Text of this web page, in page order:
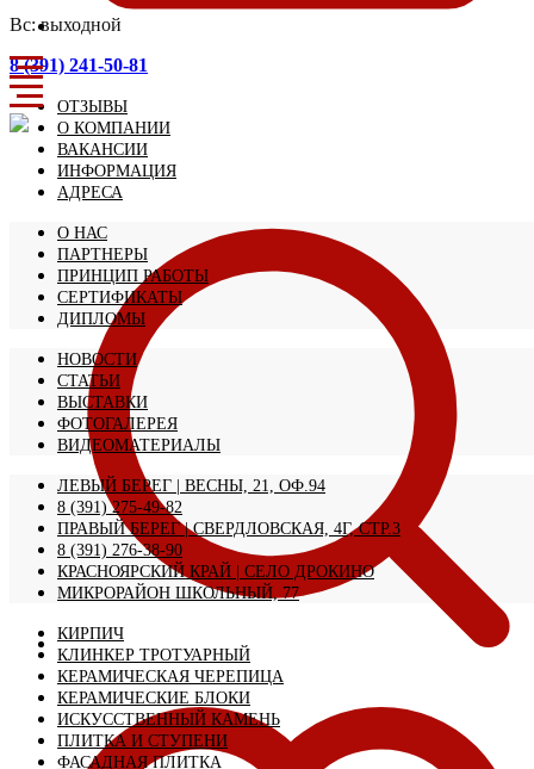
Вс: выходной
8 (391) 241-50-81
ОТЗЫВЫ
О КОМПАНИИ
ВАКАНСИИ
ИНФОРМАЦИЯ
АДРЕСА
О НАС
ПАРТНЕРЫ
ПРИНЦИП РАБОТЫ
СЕРТИФИКАТЫ
ДИПЛОМЫ
НОВОСТИ
СТАТЬИ
ВЫСТАВКИ
ФОТОГАЛЕРЕЯ
ВИДЕОМАТЕРИАЛЫ
ЛЕВЫЙ БЕРЕГ | ВЕСНЫ, 21, ОФ.94
8 (391) 275-49-82
ПРАВЫЙ БЕРЕГ | СВЕРДЛОВСКАЯ, 4Г, СТР.3
8 (391) 276-38-90
КРАСНОЯРСКИЙ КРАЙ | CЕЛО ДРОКИНО
МИКРОРАЙОН ШКОЛЬНЫЙ, 77
КИРПИЧ
КЛИНКЕР ТРОТУАРНЫЙ
КЕРАМИЧЕСКАЯ ЧЕРЕПИЦА
КЕРАМИЧЕСКИЕ БЛОКИ
ИСКУССТВЕННЫЙ КАМЕНЬ
ПЛИТКА И СТУПЕНИ
ФАСАДНАЯ ПЛИТКА